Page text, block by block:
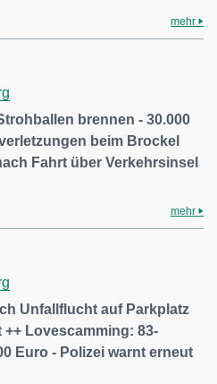
mehr
brennen - 30.000
beim Brockel
Fahrt über Verkehrsinsel
mehr
Unfallflucht auf Parkplatz
Lovescamming: 83-
Euro - Polizei warnt erneut